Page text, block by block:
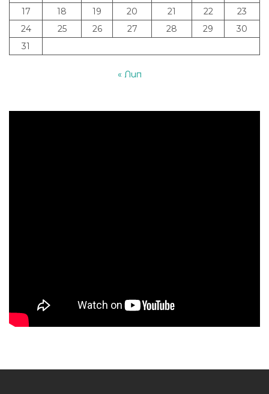
17
18 19 20 21 22
23
24
25 26 27 28 29
30
31
« Лип